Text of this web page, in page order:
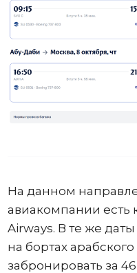
На данном
авиакомпании есть
Airways. В те же даты
на бортах
забронировать за